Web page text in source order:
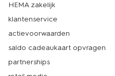
HEMA zakelijk
klantenservice
actievoorwaarden
saldo cadeaukaart opvragen
partnerships